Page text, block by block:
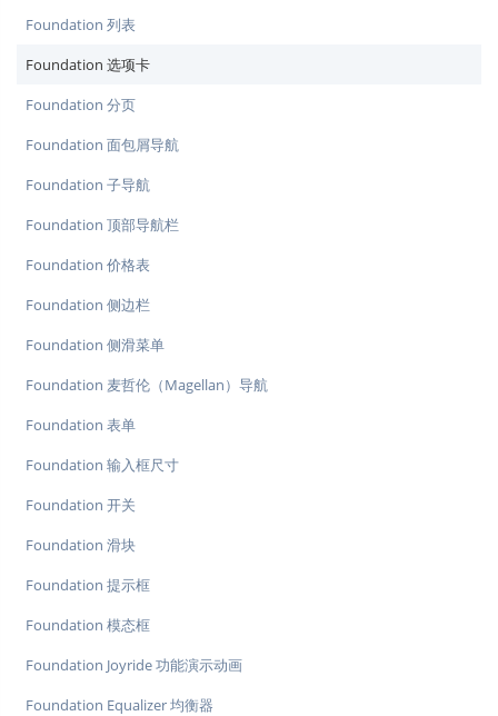
Foundation 列表
Foundation 选项卡
Foundation 分页
Foundation 面包屑导航
Foundation 子导航
Foundation 顶部导航栏
Foundation 价格表
Foundation 侧边栏
Foundation 侧滑菜单
Foundation 麦哲伦（Magellan）导航
Foundation 表单
Foundation 输入框尺寸
Foundation 开关
Foundation 滑块
Foundation 提示框
Foundation 模态框
Foundation Joyride 功能演示动画
Foundation Equalizer 均衡器